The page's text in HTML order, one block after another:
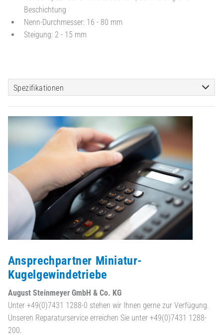
Beschichtung
Nenn-Durchmesser: 16 - 80 mm
Steigung: 2 - 15 mm
Spezifikationen
Ansprechpartner Miniatur-
Kugelgewindetriebe
August Steinmeyer GmbH & Co. KG
Unter +49(0)7431 1288-0 stehen wir Ihnen gerne zur Verfügung.
Unseren Reparaturservice erreichen Sie unter +49(0)7431 1288-
200.